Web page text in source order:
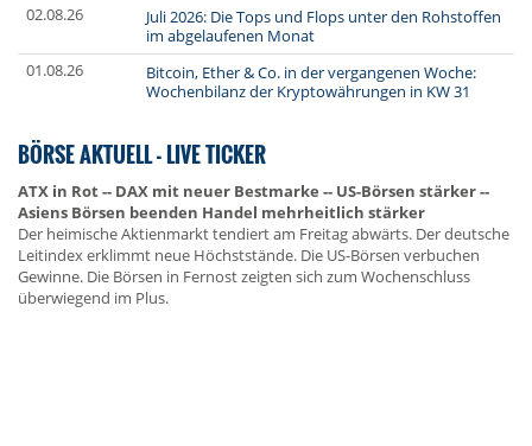
02.08.26
Juli 2026: Die Tops und Flops unter den Rohstoffen
im abgelaufenen Monat
01.08.26
Bitcoin, Ether & Co. in der vergangenen Woche:
Wochenbilanz der Kryptowährungen in KW 31
BÖRSE AKTUELL - LIVE TICKER
ATX in Rot -- DAX mit neuer Bestmarke -- US-Börsen stärker --
Asiens Börsen beenden Handel mehrheitlich stärker
Der heimische Aktienmarkt tendiert am Freitag abwärts. Der deutsche
Leitindex erklimmt neue Höchststände. Die US-Börsen verbuchen
Gewinne. Die Börsen in Fernost zeigten sich zum Wochenschluss
überwiegend im Plus.